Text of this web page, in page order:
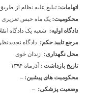
اتهامات: تبلیغ علیه نظام از طریق
محکومیت: یک ماه حبس تعزیری
دادگاه اولیه: شعبه یک دادگاه
مرجع تایید حکم: دادگاه
محل نگهداری: زندان خوی
تاریخ بازداشت : آذرماه ۱۳۹۴
محکومیت های پیشین:
–
وضعیت پزشکی:
–